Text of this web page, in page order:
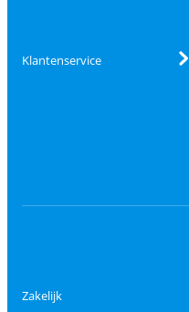
Klantenservice
Zakelijk